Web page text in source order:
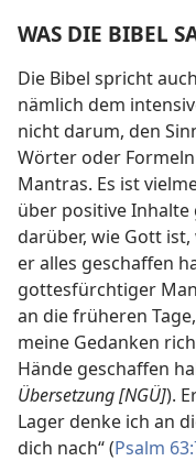
WAS DIE BIBEL
Die Bibel spricht
nämlich dem
nicht darum, den
Wörter oder
Mantras. Es ist
über positive
darüber, wie Gott
er alles geschaffen
gottesfürchtiger
an die früheren
meine Gedanken
Hände geschaffen
Übersetzung [NGÜ]).
Lager denke ich an
dich nach“ (Psalm